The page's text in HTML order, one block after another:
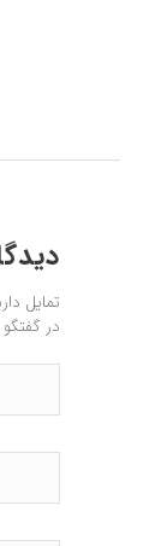
تمایل
در